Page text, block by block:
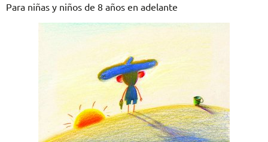
Para niñas y niños de 8 años en adelante